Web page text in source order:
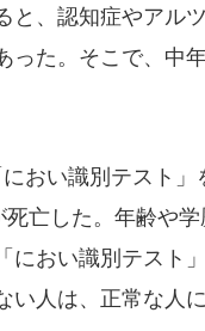
と、認知症やアル
った。そこで、中
おい識別テスト」
亡した。年齢や
におい識別テスト
い人は、正常な人